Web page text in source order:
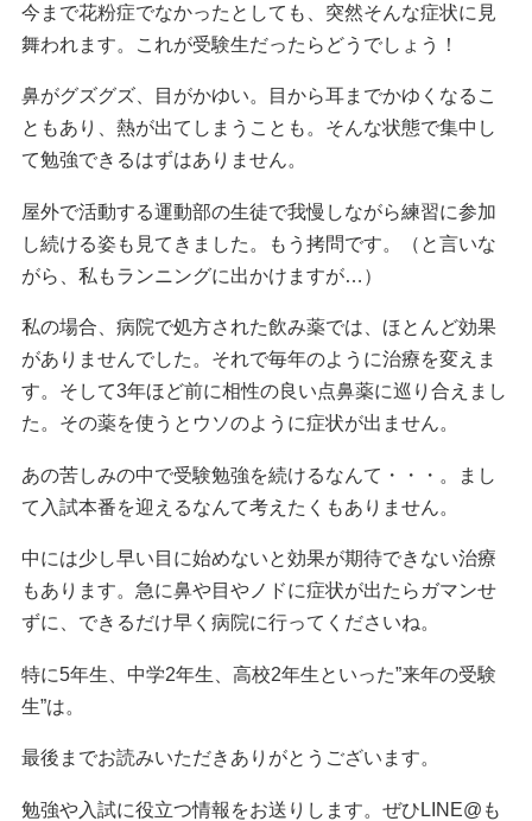
今まで花粉症でなかったとしても、突然そんな症状に見
舞われます。これが受験生だったらどうでしょう！
鼻がグズグズ、目がかゆい。目から耳までかゆくなるこ
ともあり、熱が出てしまうことも。そんな状態で集中し
て勉強できるはずはありません。
屋外で活動する運動部の生徒で我慢しながら練習に参加
し続ける姿も見てきました。もう拷問です。（と言いな
がら、私もランニングに出かけますが…）
私の場合、病院で処方された飲み薬では、ほとんど効果
がありませんでした。それで毎年のように治療を変えま
す。そして3年ほど前に相性の良い点鼻薬に巡り合えまし
た。その薬を使うとウソのように症状が出ません。
あの苦しみの中で受験勉強を続けるなんて・・・。まし
て入試本番を迎えるなんて考えたくもありません。
中には少し早い目に始めないと効果が期待できない治療
もあります。急に鼻や目やノドに症状が出たらガマンせ
ずに、できるだけ早く病院に行ってくださいね。
特に5年生、中学2年生、高校2年生といった”来年の受験
生”は。
最後までお読みいただきありがとうございます。
勉強や入試に役立つ情報をお送りします。ぜひLINE@も